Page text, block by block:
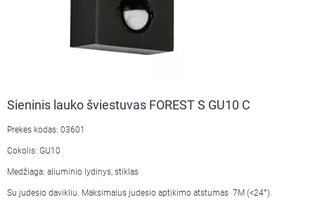
Sieninis lauko šviestuvas FOREST S GU10 C
Prekės kodas: 03601
Cokolis: GU10
Medžiaga: aliuminio lydinys, stiklas
Su judesio davikliu. Maksimalus judesio aptikimo atstumas 7M (<24°).